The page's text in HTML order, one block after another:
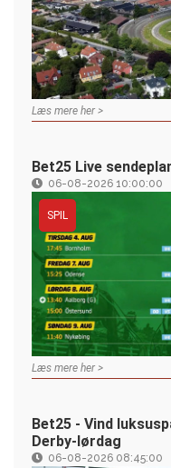
Læs mere her >
Bet25 Live
06-08-2026 10:00:00
SPIL
Læs mere her >
Bet25 - Vind
Derby-lørdag
06-08-2026 08:45:00